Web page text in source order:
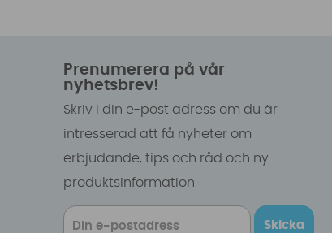
Prenumerera på vår
nyhetsbrev!
Skriv i din e-post adress om du är
intresserad att få nyheter om
erbjudande, tips och råd och ny
produktsinformation
Skicka